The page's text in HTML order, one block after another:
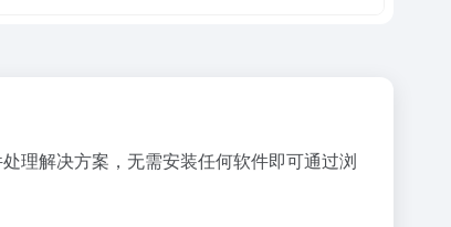
理解决方案，无需安装任何软件即可通过浏